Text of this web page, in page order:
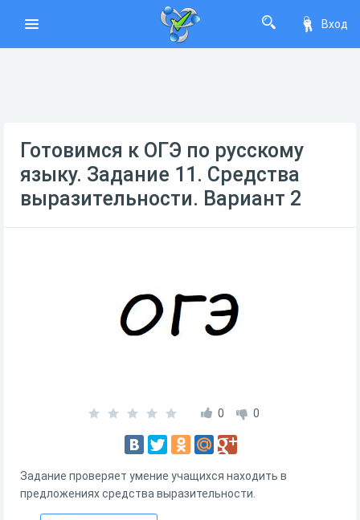
Вход
Готовимся к ОГЭ по русскому
языку. Задание 11. Средства
выразительности. Вариант 2
0 0
Задание проверяет умение учащихся находить в
предложениях средства выразительности.